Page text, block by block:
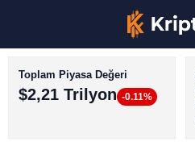
Toplam Piyasa Değeri
$2,21 Trilyon -0.11%